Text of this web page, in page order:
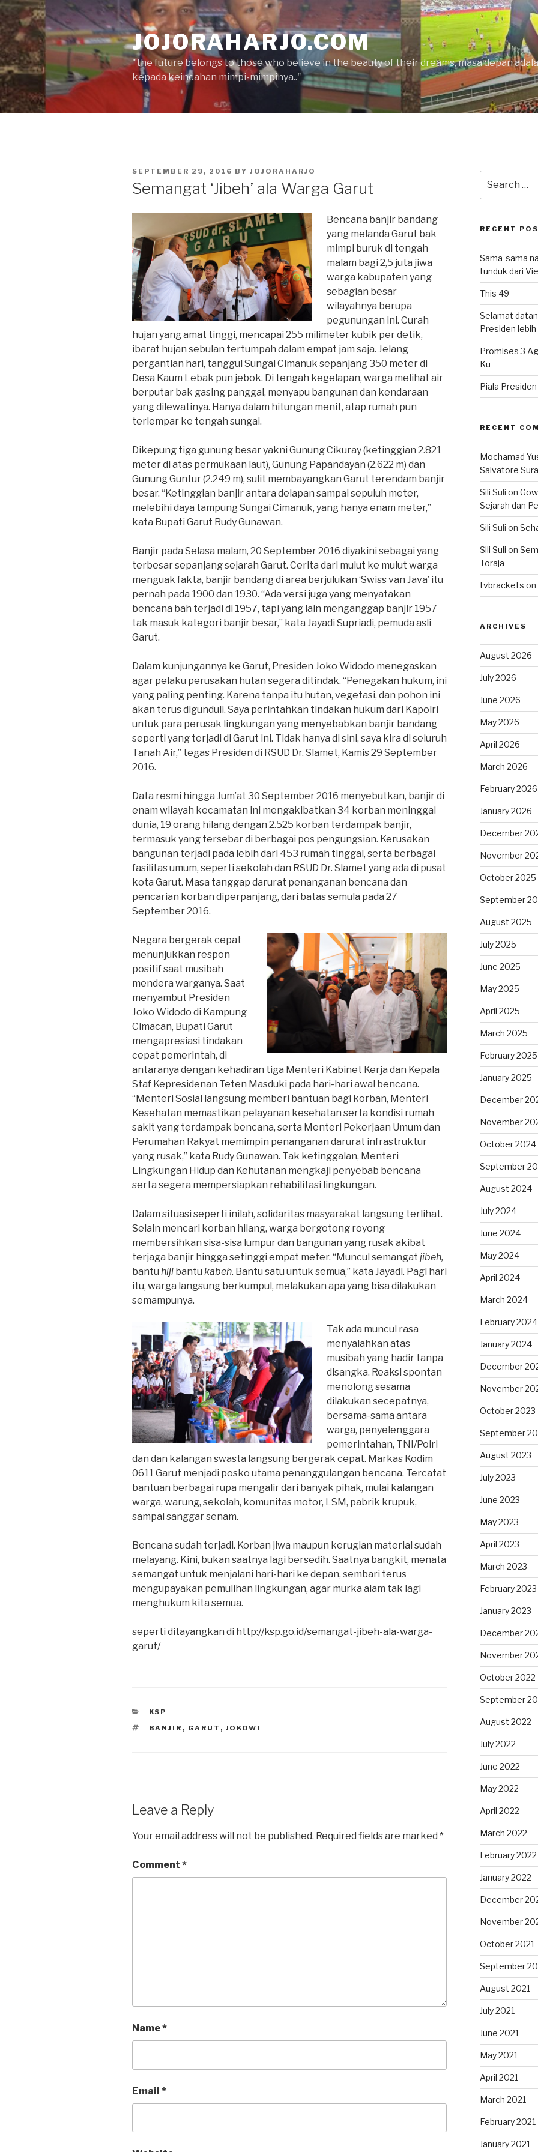
Skip
to
content
JOJORAHARJO.COM
"the future belongs to those who believe in the beauty of their dreams, masa depan
kepada keindahan mimpi-mimpinya.."
POSTED
SEPTEMBER 29, 2016 BY JOJORAHARJO
Semangat ‘Jibeh’ ala Warga Garut
Bencana banjir bandang
yang melanda Garut bak
mimpi buruk di tengah
malam bagi 2,5 juta jiwa
warga kabupaten yang
sebagian besar
wilayahnya berupa
pegunungan ini. Curah
hujan yang amat tinggi, mencapai 255 milimeter kubik per detik,
ibarat hujan sebulan tertumpah dalam empat jam saja. Jelang
pergantian hari, tanggul Sungai Cimanuk sepanjang 350 meter di
Desa Kaum Lebak pun jebok. Di tengah kegelapan, warga melihat air
berputar bak gasing panggal, menyapu bangunan dan kendaraan
yang dilewatinya. Hanya dalam hitungan menit, atap rumah pun
terlempar ke tengah sungai.
Dikepung tiga gunung besar yakni Gunung Cikuray (ketinggian 2.821
meter di atas permukaan laut), Gunung Papandayan (2.622 m) dan
Gunung Guntur (2.249 m), sulit membayangkan Garut terendam banjir
besar. “Ketinggian banjir antara delapan sampai sepuluh meter,
melebihi daya tampung Sungai Cimanuk, yang hanya enam meter,”
kata Bupati Garut Rudy Gunawan.
Banjir pada Selasa malam, 20 September 2016 diyakini sebagai yang
terbesar sepanjang sejarah Garut. Cerita dari mulut ke mulut warga
menguak fakta, banjir bandang di area berjulukan ‘Swiss van Java’ itu
pernah pada 1900 dan 1930. “Ada versi juga yang menyatakan
bencana bah terjadi di 1957, tapi yang lain menganggap banjir 1957
tak masuk kategori banjir besar,” kata Jayadi Supriadi, pemuda asli
Garut.
Dalam kunjungannya ke Garut, Presiden Joko Widodo menegaskan
agar pelaku perusakan hutan segera ditindak. “Penegakan hukum, ini
yang paling penting. Karena tanpa itu hutan, vegetasi, dan pohon ini
akan terus digunduli. Saya perintahkan tindakan hukum dari Kapolri
untuk para perusak lingkungan yang menyebabkan banjir bandang
seperti yang terjadi di Garut ini. Tidak hanya di sini, saya kira di seluruh
Tanah Air,” tegas Presiden di RSUD Dr. Slamet, Kamis 29 September
2016.
Data resmi hingga Jum’at 30 September 2016 menyebutkan, banjir di
enam wilayah kecamatan ini mengakibatkan 34 korban meninggal
dunia, 19 orang hilang dengan 2.525 korban terdampak banjir,
termasuk yang tersebar di berbagai pos pengungsian. Kerusakan
bangunan terjadi pada lebih dari 453 rumah tinggal, serta berbagai
fasilitas umum, seperti sekolah dan RSUD Dr. Slamet yang ada di pusat
kota Garut. Masa tanggap darurat penanganan bencana dan
pencarian korban diperpanjang, dari batas semula pada 27
September 2016.
Negara bergerak cepat
menunjukkan respon
positif saat musibah
mendera warganya. Saat
menyambut Presiden
Joko Widodo di Kampung
Cimacan, Bupati Garut
mengapresiasi tindakan
cepat pemerintah, di
antaranya dengan kehadiran tiga Menteri Kabinet Kerja dan Kepala
Staf Kepresidenan Teten Masduki pada hari-hari awal bencana.
“Menteri Sosial langsung memberi bantuan bagi korban, Menteri
Kesehatan memastikan pelayanan kesehatan serta kondisi rumah
sakit yang terdampak bencana, serta Menteri Pekerjaan Umum dan
Perumahan Rakyat memimpin penanganan darurat infrastruktur
yang rusak,” kata Rudy Gunawan. Tak ketinggalan, Menteri
Lingkungan Hidup dan Kehutanan mengkaji penyebab bencana
serta segera mempersiapkan rehabilitasi lingkungan.
Dalam situasi seperti inilah, solidaritas masyarakat langsung terlihat.
Selain mencari korban hilang, warga bergotong royong
membersihkan sisa-sisa lumpur dan bangunan yang rusak akibat
terjaga banjir hingga setinggi empat meter. “Muncul semangat jibeh,
bantu hiji bantu kabeh. Bantu satu untuk semua,” kata Jayadi. Pagi hari
itu, warga langsung berkumpul, melakukan apa yang bisa dilakukan
semampunya.
Tak ada muncul rasa
menyalahkan atas
musibah yang hadir tanpa
disangka. Reaksi spontan
menolong sesama
dilakukan secepatnya,
bersama-sama antara
warga, penyelenggara
pemerintahan, TNI/Polri
dan dan kalangan swasta langsung bergerak cepat. Markas Kodim
0611 Garut menjadi posko utama penanggulangan bencana. Tercatat
bantuan berbagai rupa mengalir dari banyak pihak, mulai kalangan
warga, warung, sekolah, komunitas motor, LSM, pabrik krupuk,
sampai sanggar senam.
Bencana sudah terjadi. Korban jiwa maupun kerugian material sudah
melayang. Kini, bukan saatnya lagi bersedih. Saatnya bangkit, menata
semangat untuk menjalani hari-hari ke depan, sembari terus
mengupayakan pemulihan lingkungan, agar murka alam tak lagi
menghukum kita semua.
seperti ditayangkan di http://ksp.go.id/semangat-jibeh-ala-warga-
garut/
CATEGORIES
KSP
TAGS
BANJIR , GARUT , JOKOWI
Leave a Reply
Your email address will not be published. Required fields are marked *
Comment *
Name*
Email *
for:
RECENT
Sama-sama
tunduk dari
This 49
Selamat
Presiden lebih
Promises 3
Ku
Piala
RECENT
Mochamad
Salvatore
Sili Suli on
Sejarah dan
Sili Suli on
Sili Suli on
Toraja
tvbrackets on
ARCHIVES
August 2026
July 2026
June 2026
May 2026
April 2026
March 2026
February 2026
January 2026
December
November
October 2025
September
August 2025
July 2025
June 2025
May 2025
April 2025
March 2025
February 2025
January 2025
December
November
October 2024
September
August 2024
July 2024
June 2024
May 2024
April 2024
March 2024
February 2024
January 2024
December
November
October 2023
September
August 2023
July 2023
June 2023
May 2023
April 2023
March 2023
February 2023
January 2023
December
November
October 2022
September
August 2022
July 2022
June 2022
May 2022
April 2022
March 2022
February 2022
January 2022
December
November
October 2021
September
August 2021
July 2021
June 2021
May 2021
April 2021
March 2021
February 2021
January 2021